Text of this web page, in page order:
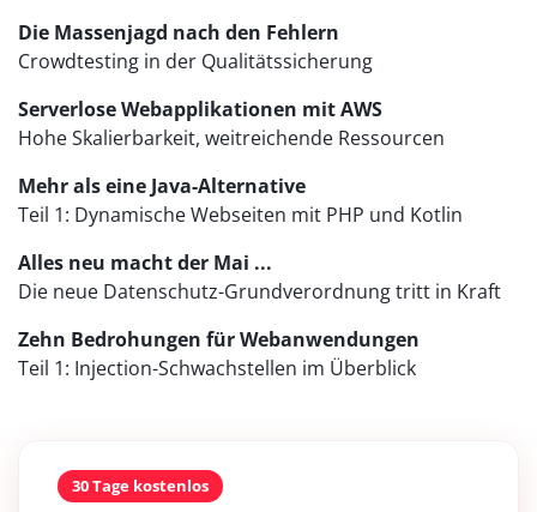
Die Massenjagd nach den Fehlern
Crowdtesting in der Qualitätssicherung
Serverlose Webapplikationen mit AWS
Hohe Skalierbarkeit, weitreichende Ressourcen
Mehr als eine Java-Alternative
Teil 1: Dynamische Webseiten mit PHP und Kotlin
Alles neu macht der Mai ...
Die neue Datenschutz-Grundverordnung tritt in Kraft
Zehn Bedrohungen für Webanwendungen
Teil 1: Injection-Schwachstellen im Überblick
30 Tage kostenlos